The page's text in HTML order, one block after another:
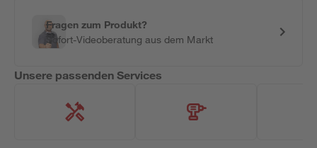
Fragen zum Produkt?
Sofort-Videoberatung aus dem Markt
Unsere passenden Services